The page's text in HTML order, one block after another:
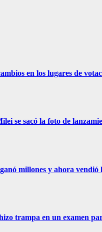
en los lugares de
se sacó la foto de
millones y ahora
trampa en un examen